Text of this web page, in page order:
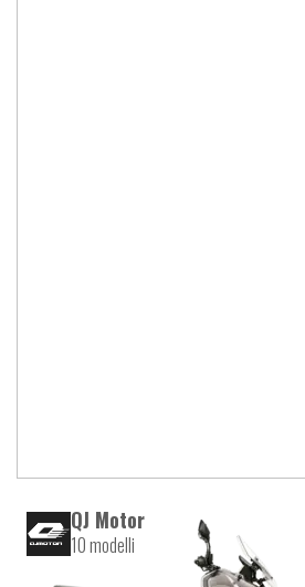
QJ Motor
10 modelli